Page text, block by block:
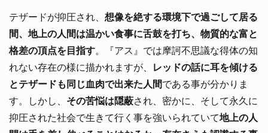
テザードが抑圧され、 想像を絶する環境下で過ごして居る
間、地上の人間は温かい食事に舌鼓を打ち、物質的な富と
格差の頂点を目指す。『アス』では摩訶不思議な得体の知
れない存在の様に描かれますが、
レッドの話に耳を傾ける
とテザードも同じ血肉で出来た人間である事が分かりま
す。しかし、 その苦悩は隠蔽され、密かに、そして永久に
抑圧された社会で生きて行く事を強いられていて地上の人